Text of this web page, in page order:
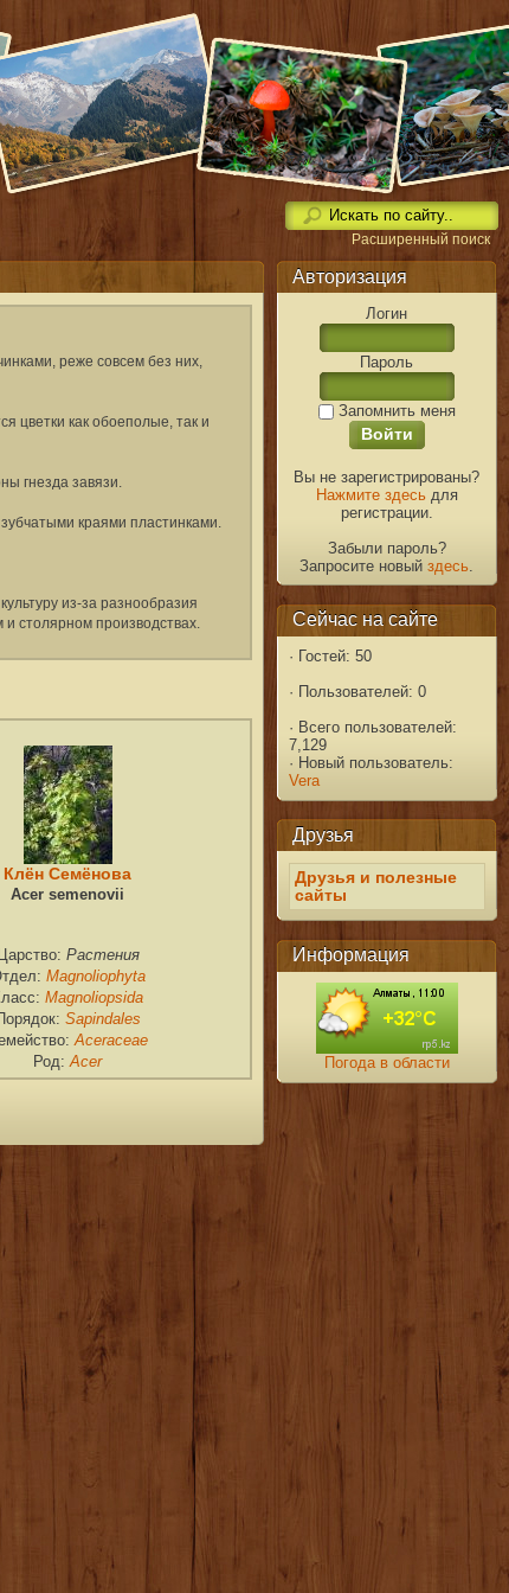
Расширенный поиск
Авторизация
Логин
Пароль
Запомнить меня
Вы не зарегистрированы?
Нажмите здесьдля
регистрации.
Забыли пароль?
Запросите новыйздесь
Сейчас на сайте
· Гостей: 50
· Пользователей: 0
· Всего пользователей:
7,129
· Новый пользователь:
Vera
Друзья
Друзья и полезные
сайты
Информация
Погода в области
реже совсем без них,
цветки как обоеполые, так и
гнезда завязи.
краями пластинками.
из-за разнообразия
столярном производствах.
Клён Семёнова
Acer semenovii
Царство: Растения
Magnoliophyta
Magnoliopsida
Sapindales
Aceraceae
Род:Acer